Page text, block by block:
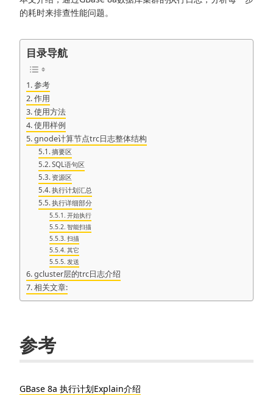
的耗时来排查性能问题。
目录导航
参考
作用
使用方法
使用样例
gnode计算节点trc日志整体结构
摘要区
SQL语句区
资源区
执行计划汇总
执行详细部分
开始执行
智能扫描
扫描
其它
发送
gcluster层的trc日志介绍
相关文章:
参考
GBase 8a 执行计划Explain介绍